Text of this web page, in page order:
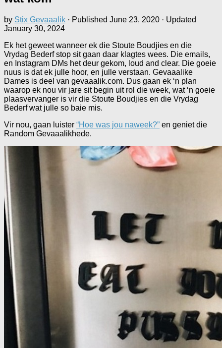
by Stix Gevaaalik · Published June 23, 2020 · Updated
January 30, 2024
Ek het geweet wanneer ek die Stoute Boudjies en die
Vrydag Bederf stop sit gaan daar klagtes wees. Die emails,
en Instagram DMs het deur gekom, loud and clear. Die goeie
nuus is dat ek julle hoor, en julle verstaan. Gevaaalike
Dames is deel van gevaaalik.com. Dus gaan ek ‘n plan
waarop ek nou vir jare sit begin uit rol die week, wat ‘n goeie
plaasvervanger is vir die Stoute Boudjies en die Vrydag
Bederf wat julle so baie mis.
Vir nou, gaan luister “Hoe was jou naweek?” en geniet die
Random Gevaaalikhede.